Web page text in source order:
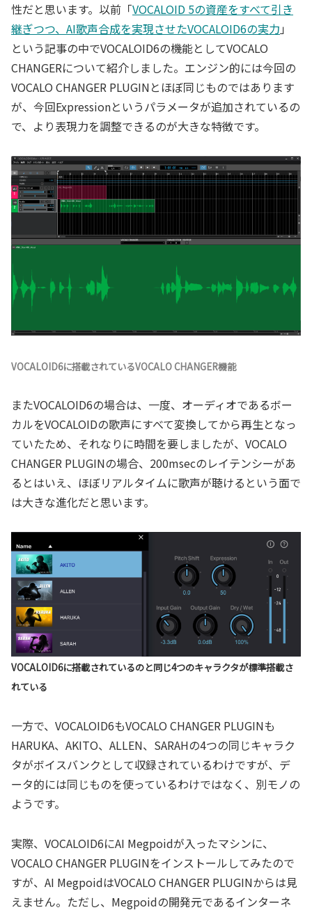
性だと思います。以前「VOCALOID 5の資産をすべて引き
継ぎつつ、AI歌声合成を実現させたVOCALOID6の実力 」
という記事の中でVOCALOID6の機能としてVOCALO
CHANGERについて紹介しました。エンジン的には今回の
VOCALO CHANGER PLUGINとほぼ同じものではあります
が、今回Expressionというパラメータが追加されているの
で、より表現力を調整できるのが大きな特徴です。
VOCALOID6に搭載されているVOCALO CHANGER機能
またVOCALOID6の場合は、一度、オーディオであるボー
カルをVOCALOIDの歌声にすべて変換してから再生となっ
ていたため、それなりに時間を要しましたが、VOCALO
CHANGER PLUGINの場合、200msecのレイテンシーがあ
るとはいえ、ほぼリアルタイムに歌声が聴けるという面で
は大きな進化だと思います。
VOCALOID6に搭載されているのと同じ4つのキャラクタが標準搭載さ
れている
一方で、VOCALOID6もVOCALO CHANGER PLUGINも
HARUKA、AKITO、ALLEN、SARAHの4つの同じキャラク
タがボイスバンクとして収録されているわけですが、デ
ータ的には同じものを使っているわけではなく、別モノの
ようです。
実際、VOCALOID6にAI Megpoidが入ったマシンに、
VOCALO CHANGER PLUGINをインストールしてみたので
すが、AI MegpoidはVOCALO CHANGER PLUGINからは見
えません。ただし、Megpoidの開発元であるインターネ